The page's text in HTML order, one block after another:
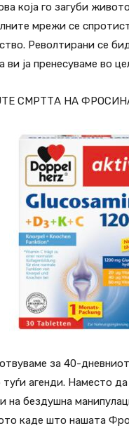
која го загуби
мрежи се
Револтирани се
ви ја пренесуваме во
СМРТТА НА
за 40-
агенди. Наместо
бездушна
каде што нашата